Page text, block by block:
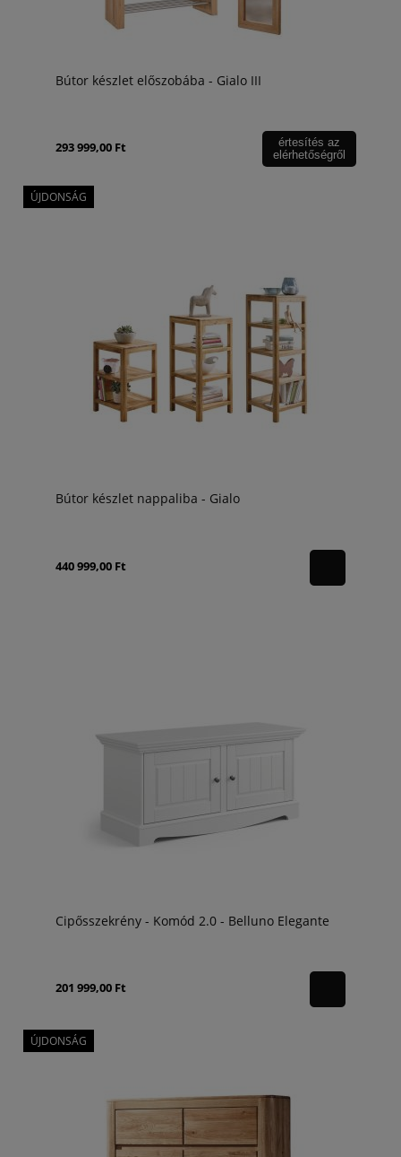
Bútor készlet előszobába - Gialo III
293 999,00 Ft
értesítés az
elérhetőségről
Bútor készlet nappaliba - Gialo
440 999,00 Ft
ÚJDONSÁG
Cipősszekrény - Komód 2.0 - Belluno Elegante
201 999,00 Ft
ÚJDONSÁG